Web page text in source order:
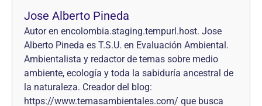
Jose Alberto Pineda
Autor en encolombia.staging.tempurl.host. Jose
Alberto Pineda es T.S.U. en Evaluación Ambiental.
Ambientalista y redactor de temas sobre medio
ambiente, ecología y toda la sabiduría ancestral de
la naturaleza. Creador del blog:
https://www.temasambientales.com/ que busca